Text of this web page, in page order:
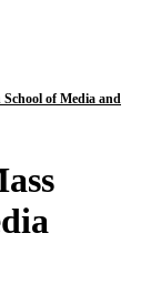
of Media and